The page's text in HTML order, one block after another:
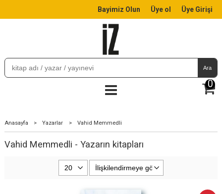
Bayimiz Olun Üye ol Üye Girişi
Ara
0
Anasayfa > Yazarlar > Vahid Memmedli
Vahid Memmedli - Yazarın kitapları